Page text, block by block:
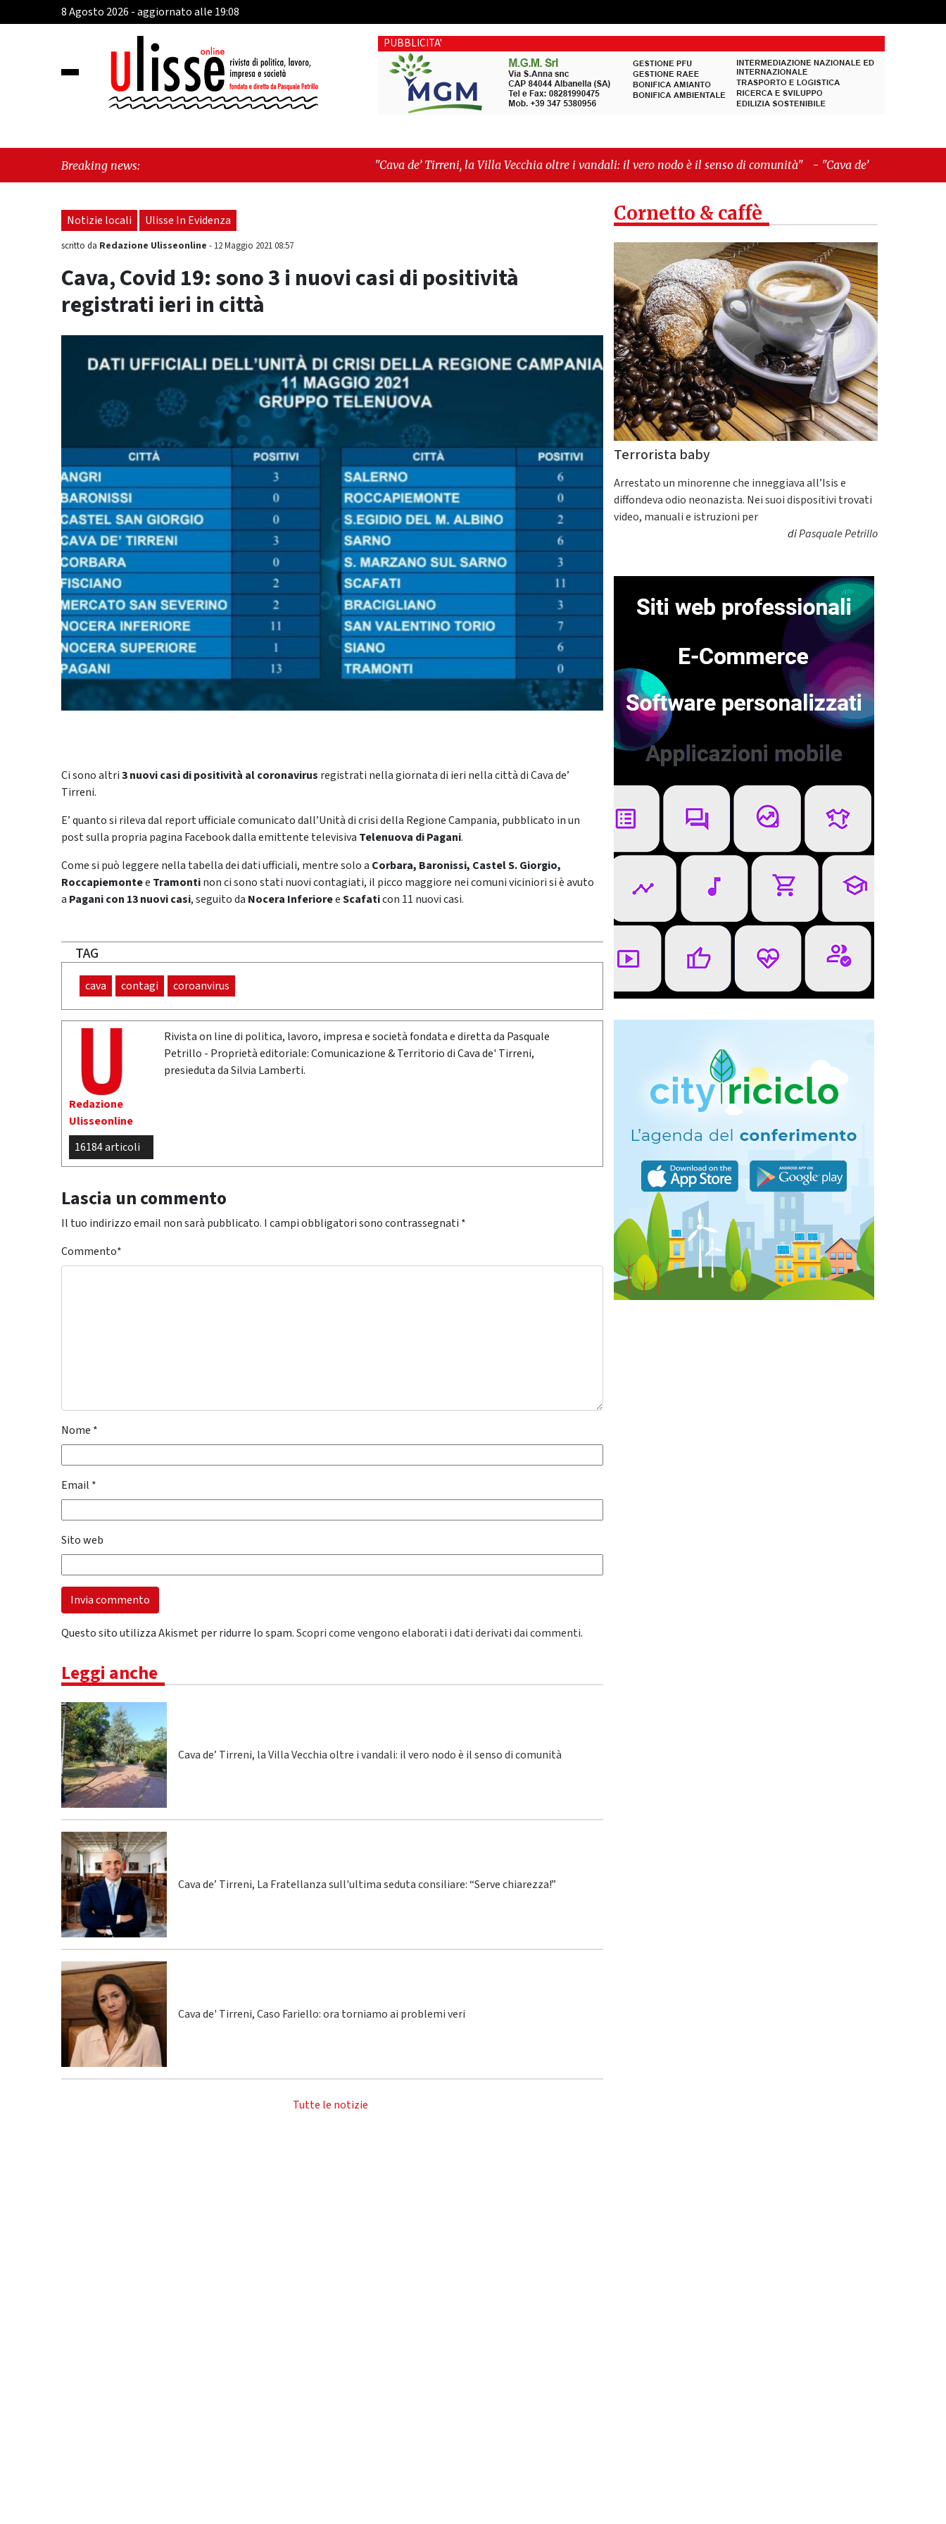
8 Agosto 2026 - aggiornato alle 19:08
PUBBLICITA'
Breaking news: "Cava de’ Tirreni, la Villa Vecchia oltre i vandali: il vero nodo è il senso di comunità" -"Cava de’ Tirreni, La Fratellanza
sull'ultima seduta consiliare: “Serve chiarezza!”"
Notizie locali Ulisse In Evidenza
scritto da Redazione Ulisseonline - 12 Maggio 2021 08:57
Cava, Covid 19: sono 3 i nuovi casi di positività
registrati ieri in città
Ci sono altri3 nuovi casi di positività al coronavirus registrati nella giornata di ieri nella città di Cava de’
Tirreni.
E’ quanto si rileva dal report ufficiale comunicato dall’Unità di crisi della Regione Campania, pubblicato in un
post sulla propria pagina Facebook dalla emittente televisiva Telenuova di Pagani.
Come si può leggere nella tabella dei dati ufficiali, mentre solo a Corbara, Baronissi, Castel S. Giorgio,
Roccapiemontee Tramontinon ci sono stati nuovi contagiati, il picco maggiore nei comuni viciniori si è avuto
a Paganicon 13nuovi casi, seguito da Nocera InferioreeScafaticon 11 nuovi casi.
TAG
cava contagi coroanvirus
Redazione
Ulisseonline
16184 articoli
Rivista on line di politica, lavoro, impresa e società fondata e diretta da Pasquale
Petrillo - Proprietà editoriale: Comunicazione & Territorio di Cava de' Tirreni,
presieduta da Silvia Lamberti.
Lascia un commento
Il tuo indirizzo email non sarà pubblicato. I campi obbligatori sono contrassegnati *
Commento*
Nome *
Email *
Sito web
Questo sito utilizza Akismet per ridurre lo spam.Scopri come vengono elaborati i dati derivati dai commenti.
Leggi anche
Cava de’ Tirreni, la Villa Vecchia oltre i vandali: il vero nodo è il senso di comunità
Cava de’ Tirreni, La Fratellanza sull'ultima seduta consiliare: “Serve chiarezza!”
Cava de' Tirreni, Caso Fariello: ora torniamo ai problemi veri
Tutte le notizie
Cornetto & caffè
Terrorista baby
Arrestato un minorenne che inneggiava all’Isis e
diffondeva odio neonazista. Nei suoi dispositivi trovati
video, manuali e istruzioni per
diPasquale Petrillo